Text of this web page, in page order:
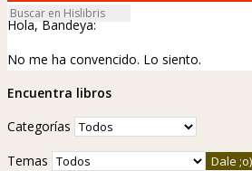
Hola, Bandeya:
No me ha convencido. Lo siento.
Encuentra libros
Categorías
Temas